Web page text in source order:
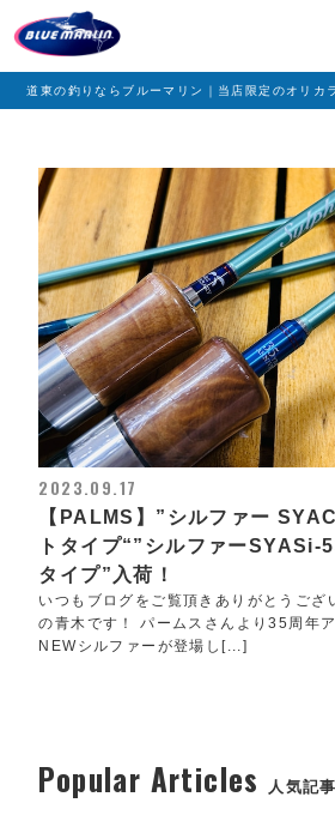
道東の釣りならブルーマリン｜当店限定のオリカ
2023.09.17
【PALMS】”シルファー
トタイプ“”シルファーSYASi-
タイプ”入荷！
いつもブログをご覧頂きありがとうござ
の青木です！ パームスさんより35周年
NEWシルファーが登場し[...]
Popular Articles 人気記事